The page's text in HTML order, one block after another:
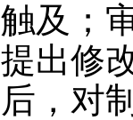
触及；
提出修
后，对